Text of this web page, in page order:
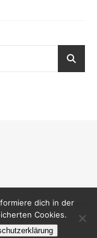
.
dich in der
Cookies.